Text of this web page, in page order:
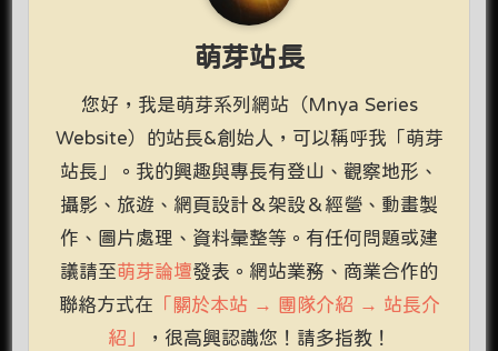
萌芽站長
您好，我是萌芽系列網站（Mnya Series
Website）的站長&創始人，可以稱呼我「萌芽
站長」。我的興趣與專長有登山、觀察地形、
攝影、旅遊、網頁設計＆架設＆經營、動畫製
作、圖片處理、資料彙整等。有任何問題或建
議請至萌芽論壇發表。網站業務、商業合作的
聯絡方式在 「關於本站 → 團隊介紹 → 站長介
紹」
，很高興認識您！請多指教！